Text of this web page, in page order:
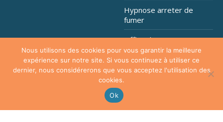
Hypnose arreter de
fumer
OfficePlus Business
Centres
Hypnose Addiction
Privium - Services pour psychologues, psychothérapeutes et
hypnothérapeutes.
Nous utilisons des cookies pour vous garantir la meilleure
expérience sur notre site. Si vous continuez à utiliser ce
dernier, nous considérerons que vous acceptez l'utilisation des
cookies.
Ok